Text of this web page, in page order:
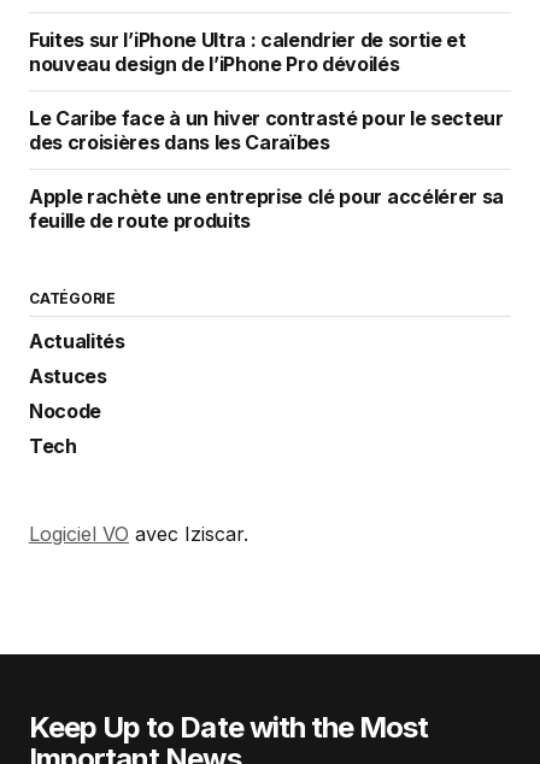
Fuites sur l’iPhone Ultra : calendrier de sortie et
nouveau design de l’iPhone Pro dévoilés
Le Caribe face à un hiver contrasté pour le secteur
des croisières dans les Caraïbes
Apple rachète une entreprise clé pour accélérer sa
feuille de route produits
CATÉGORIE
Actualités
Astuces
Nocode
Tech
Logiciel VO avec Iziscar.
Keep Up to Date with the Most